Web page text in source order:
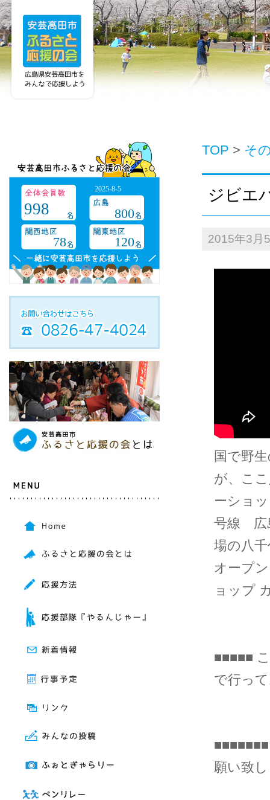
2025-8-5
998
800
78
120
TOP > そ
ジビエ
2015年3月
国で野
が、こ
ーショ
号線 広
場の八
オープ
ョップ
■■■■■
で行っ
願い致